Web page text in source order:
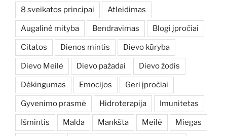
8 sveikatos principai Atleidimas
Augalinė mityba Bendravimas Blogi įpročiai
Citatos Dienos mintis Dievo kūryba
Dievo Meilė Dievo pažadai Dievo žodis
Dėkingumas Emocijos Geri įpročiai
Gyvenimo prasmė Hidroterapija Imunitetas
Išmintis Malda Mankšta Meilė Miegas